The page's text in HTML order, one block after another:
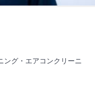
ング・エアコンクリーニ